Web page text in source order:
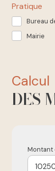
Pratique
Bureau
Mairie
calcul
DES
Montant